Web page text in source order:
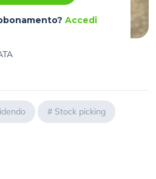
Accedi
# Stock picking